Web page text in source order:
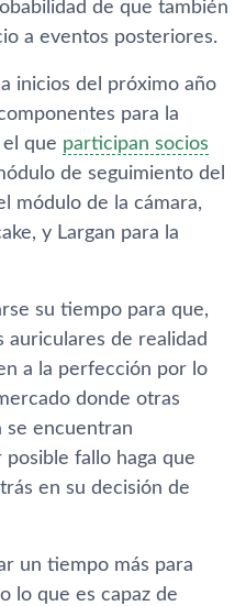
de que también
a eventos posteriores.
inicios del próximo año
para la
que participan socios
de seguimiento del
módulo de la cámara,
y Largan para la
su tiempo para que,
auriculares de realidad
a la perfección por lo
donde otras
se encuentran
fallo haga que
en su decisión de
un tiempo más para
lo que es capaz de